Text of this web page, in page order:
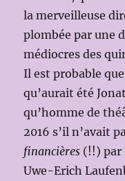
la merveilleuse
plombée par une
médiocres des
Il est probable
qu’aurait été
qu’homme de
2016 s’il n’avait
financières (!!) par
Uwe-Erich